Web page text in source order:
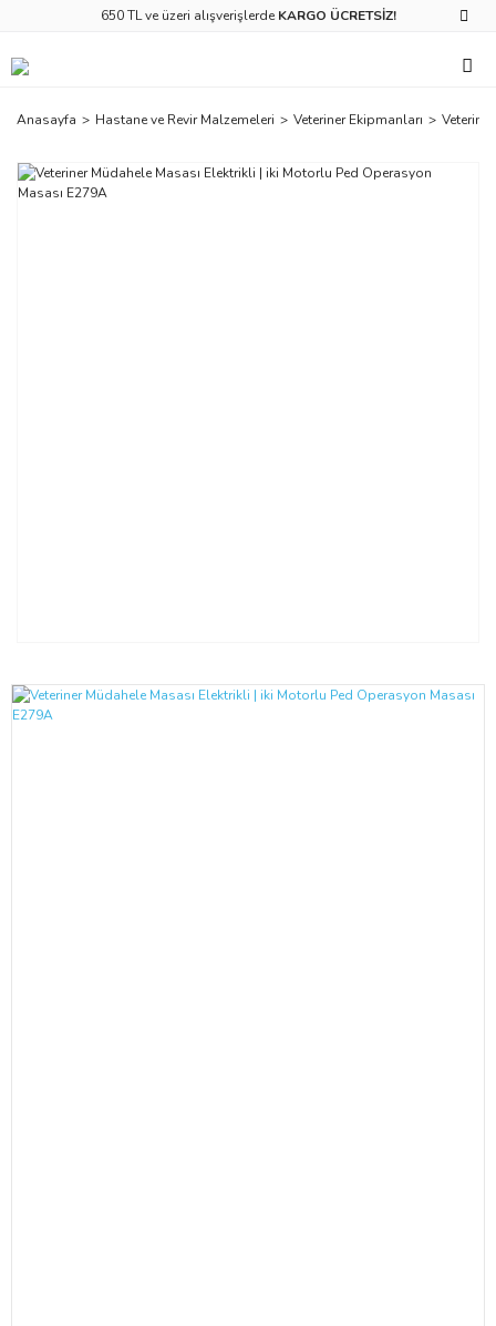
650 TL ve üzeri alışverişlerde KARGO ÜCRETSİZ!
Anasayfa Hastane ve Revir Malzemeleri Veteriner Ekipmanları